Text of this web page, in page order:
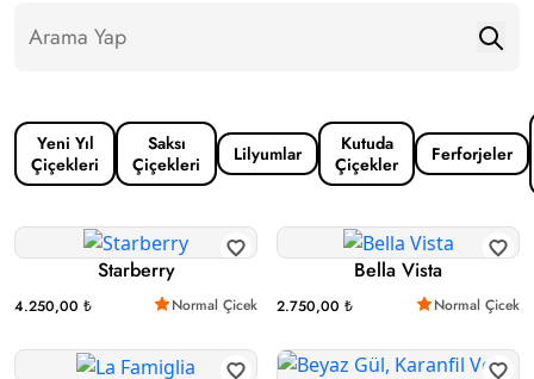
Yeni Yıl
Çiçekleri
Saksı
Çiçekleri
Lilyumlar
Kutuda
Çiçekler
Ferforjeler
Starberry
4.250,00 ₺ Normal Çicek
Bella Vista
2.750,00 ₺ Normal Çicek